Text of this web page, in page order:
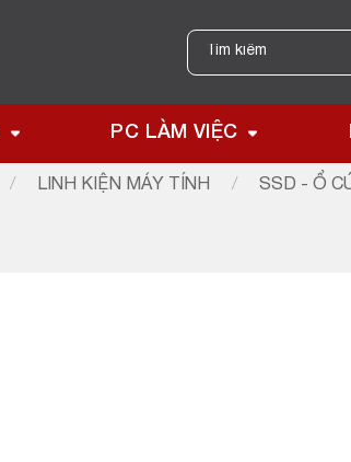
Tìm
kiếm:
PC LÀM VIỆC
/ LINH KIỆN MÁY TÍNH / SSD - Ổ